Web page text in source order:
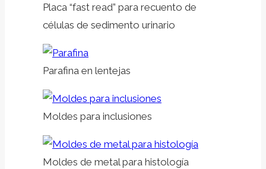
Placa “fast read” para recuento de
células de sedimento urinario
Parafina en lentejas
Moldes para inclusiones
Moldes de metal para histología